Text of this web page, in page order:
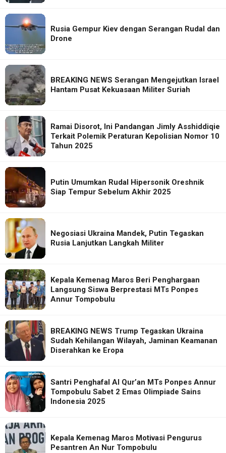
Rusia Gempur Kiev dengan Serangan Rudal dan
Drone
BREAKING NEWS Serangan Mengejutkan Israel
Hantam Pusat Kekuasaan Militer Suriah
Ramai Disorot, Ini Pandangan Jimly Asshiddiqie
Terkait Polemik Peraturan Kepolisian Nomor 10
Tahun 2025
Putin Umumkan Rudal Hipersonik Oreshnik
Siap Tempur Sebelum Akhir 2025
Negosiasi Ukraina Mandek, Putin Tegaskan
Rusia Lanjutkan Langkah Militer
Kepala Kemenag Maros Beri Penghargaan
Langsung Siswa Berprestasi MTs Ponpes
Annur Tompobulu
BREAKING NEWS Trump Tegaskan Ukraina
Sudah Kehilangan Wilayah, Jaminan Keamanan
Diserahkan ke Eropa
Santri Penghafal Al Qur’an MTs Ponpes Annur
Tompobulu Sabet 2 Emas Olimpiade Sains
Indonesia 2025
Kepala Kemenag Maros Motivasi Pengurus
Pesantren An Nur Tompobulu